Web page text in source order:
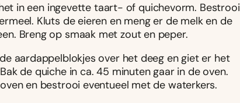
in een ingevette taart- of quichevorm. Bestrooi
Kluts de eieren en meng er de melk en de
Breng op smaak met zout en peper.
aardappelblokjes over het deeg en giet er het
de quiche in ca. 45 minuten gaar in de oven.
en bestrooi eventueel met de waterkers.